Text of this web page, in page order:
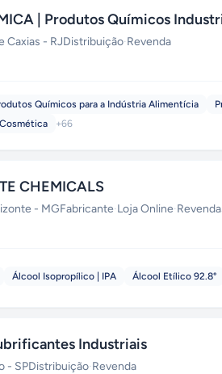
| Produtos Químicos
Caxias - RJDistribuição·Revenda
Químicos para a Indústria Alimentícia
+66
CHEMICALS
- MGFabricante·Loja Online·
Álcool Isopropílico | IPA Álcool Etílico 92.8°
Industriais
- SPDistribuição·Revenda